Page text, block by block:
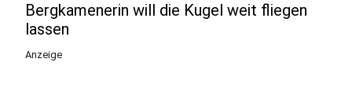
Bergkamenerin will die Kugel weit fliegen
lassen
Anzeige